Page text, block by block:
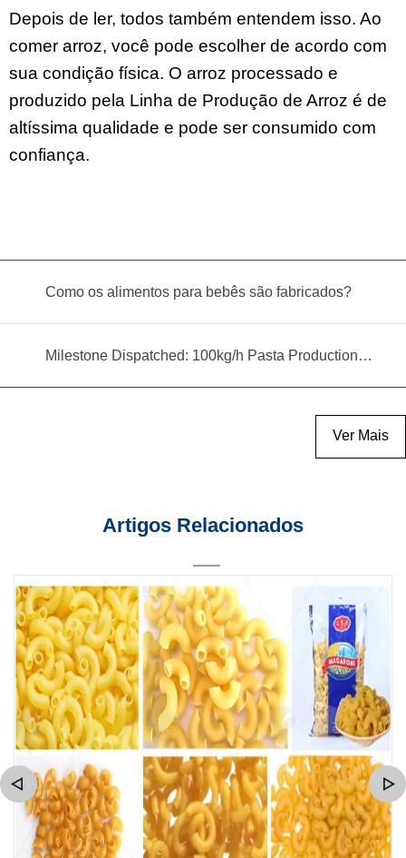
Depois de ler, todos também entendem isso. Ao
comer arroz, você pode escolher de acordo com
sua condição física. O arroz processado e
produzido pela Linha de Produção de Arroz é de
altíssima qualidade e pode ser consumido com
confiança.
Como os alimentos para bebês são fabricados?
Milestone Dispatched: 100kg/h Pasta Production Line Shipped to Angola
Ver Mais
Artigos Relacionados